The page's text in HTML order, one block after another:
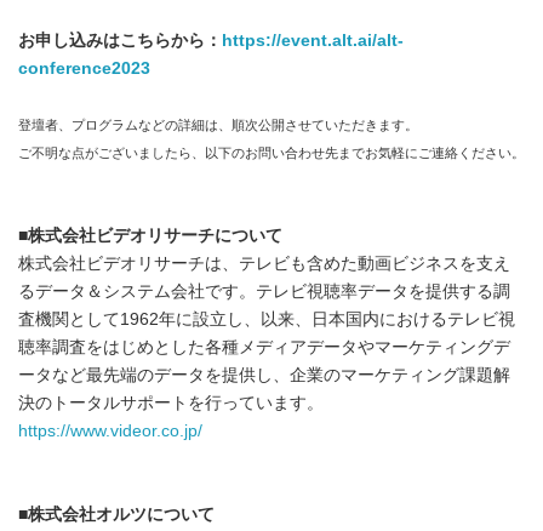
お申し込みはこちらから： https://event.alt.ai/alt-
conference2023
登壇者、プログラムなどの詳細は、順次公開させていただきます。
ご不明な点がございましたら、以下のお問い合わせ先までお気軽にご連絡ください。
■株式会社ビデオリサーチについて
株式会社ビデオリサーチは、テレビも含めた動画ビジネスを支え
るデータ＆システム会社です。テレビ視聴率データを提供する調
査機関として1962年に設立し、以来、日本国内におけるテレビ視
聴率調査をはじめとした各種メディアデータやマーケティングデ
ータなど最先端のデータを提供し、企業のマーケティング課題解
決のトータルサポートを行っています。
https://www.videor.co.jp/
■株式会社オルツについて